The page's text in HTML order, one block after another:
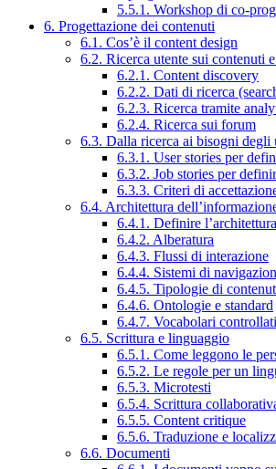
5.5.1. Workshop di co-
6. Progettazione dei contenuti
6.1. Cos’è il content design
6.2. Ricerca utente sui contenuti
6.2.1. Content discovery
6.2.2. Dati di ricerca
6.2.3. Ricerca tramite
6.2.4. Ricerca sui forum
6.3. Dalla ricerca ai bisogni degli
6.3.1. User stories per
6.3.2. Job stories per
6.3.3. Criteri di
6.4. Architettura
6.4.1. Definire
6.4.2. Alberatura
6.4.3. Flussi di interazione
6.4.4. Sistemi di
6.4.5. Tipologie di
6.4.6. Ontologie e standard
6.4.7. Vocabolari
6.5. Scrittura e linguaggio
6.5.1. Come leggono le
6.5.2. Le regole per un
6.5.3. Microtesti
6.5.4. Scrittura
6.5.5. Content critique
6.5.6. Traduzione e
6.6. Documenti